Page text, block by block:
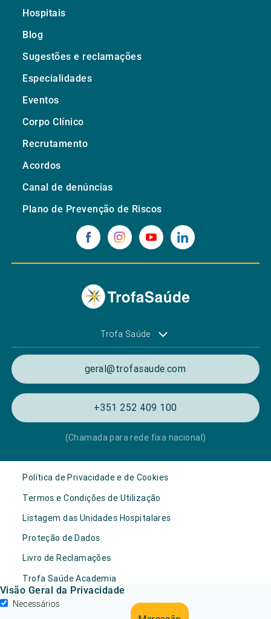
Hospitais
Blog
Sugestões e reclamações
Especialidades
Eventos
Corpo Clínico
Recrutamento
Acordos
Canal de denúncias
Plano de Prevenção de Riscos
Trofa Saúde
geral@trofasaude.com
+351 252 409 100
(Chamada para rede fixa nacional)
Política de Privacidade e de Cookies
Termos e Condições de Utilização
Listagem das Unidades Hospitalares
Proteção de Dados
Livro de Reclamações
Trofa Saúde Academia
Visão Geral da Privacidade
Necessários